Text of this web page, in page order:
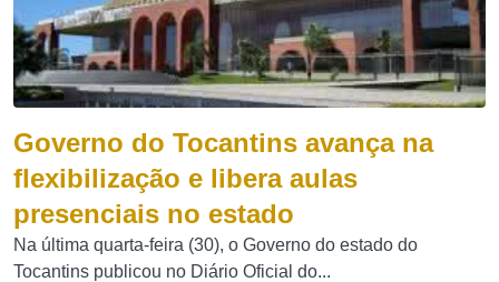
Governo do Tocantins avança na
flexibilização e libera aulas
presenciais no estado
Na última quarta-feira (30), o Governo do estado do
Tocantins publicou no Diário Oficial do...